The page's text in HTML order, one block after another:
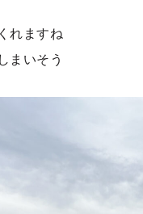
れますね
まいそう